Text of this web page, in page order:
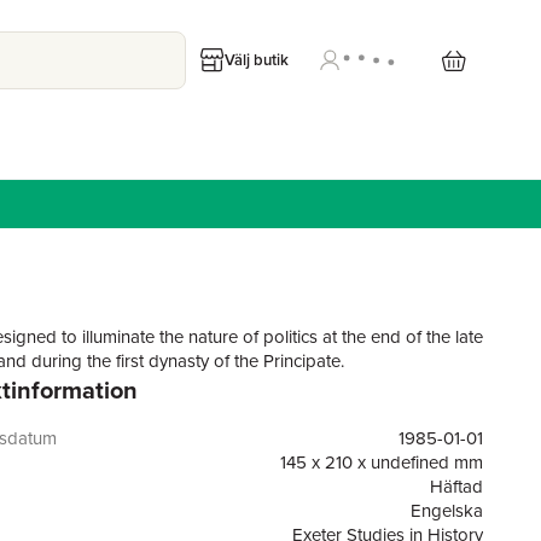
Välj butik
to illuminate the nature of politics at the end of the late
during the first dynasty of the Principate.
1985-01-01
145 x 210 x undefined mm
Häftad
Engelska
Exeter Studies in History